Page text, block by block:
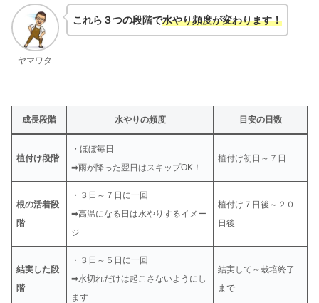
ヤマワタ
これら３つの段階で水やり頻度が変わります！
成長段階 水やりの頻度 目安の日数
植付け段階
・ほぼ毎日
➡雨が降った翌日はスキップOK！
植付け初日～７日
根の活着段
階
・３日～７日に一回
➡高温になる日は水やりするイメー
ジ
植付け７日後～２０
日後
結実した段
階
・３日～５日に一回
➡水切れだけは起こさないようにし
ます
結実して～栽培終了
まで